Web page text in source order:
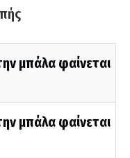
μπάλα φαίνεται
μπάλα φαίνεται